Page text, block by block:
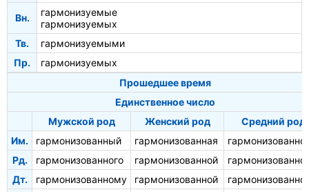
Вн.
гармонизуемые
гармонизуемых
Тв.
гармонизуемыми
Пр.
гармонизуемых
Прошедшее время
Единственное число
Мужской род
Женский род
Средний род
Им.
гармонизованный гармонизованная
Рд.
гармонизованного гармонизованной
Дт.
гармонизованному гармонизованной